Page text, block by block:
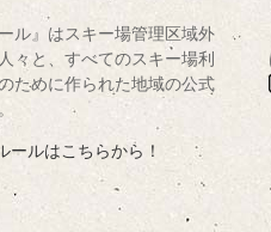
ル』はスキー場管理区域外
々と、すべてのスキー場利
ために作られた地域の公式
ールはこちらから！